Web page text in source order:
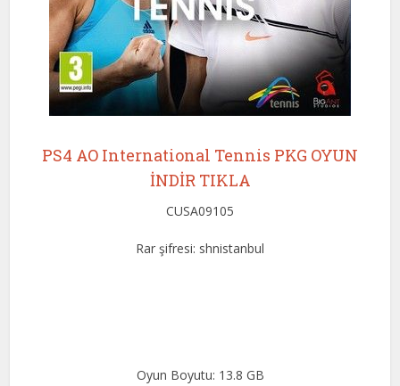
PS4 AO International Tennis PKG OYUN
İNDİR TIKLA
CUSA09105
Rar şifresi: shnistanbul
Oyun Boyutu: 13.8 GB